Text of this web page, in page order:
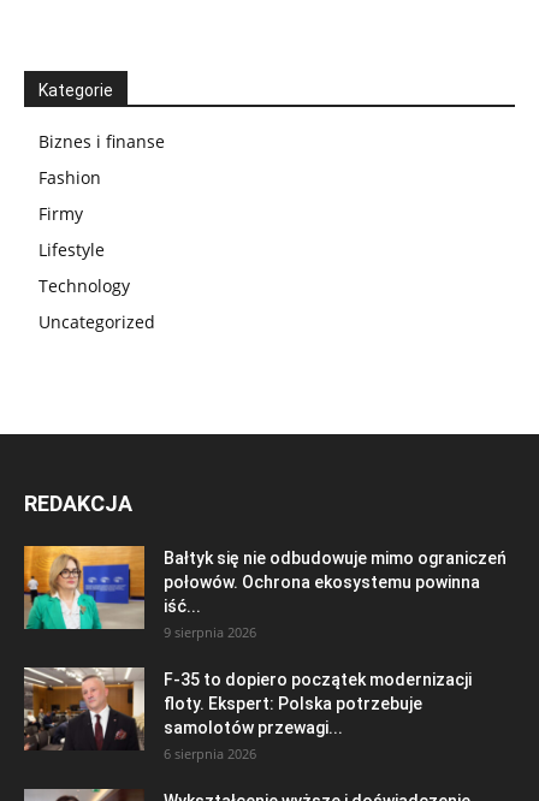
Kategorie
Biznes i finanse
Fashion
Firmy
Lifestyle
Technology
Uncategorized
REDAKCJA
Bałtyk się nie odbudowuje mimo ograniczeń
połowów. Ochrona ekosystemu powinna
iść...
9 sierpnia 2026
F-35 to dopiero początek modernizacji
floty. Ekspert: Polska potrzebuje
samolotów przewagi...
6 sierpnia 2026